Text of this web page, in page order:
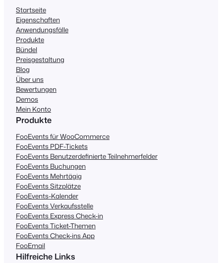
Startseite
Eigenschaften
Anwendungsfälle
Produkte
Bündel
Preisgestaltung
Blog
Über uns
Bewertungen
Demos
Mein Konto
Produkte
FooEvents für WooCommerce
FooEvents PDF-Tickets
FooEvents Benutzerdefinierte Teilnehmerfelder
FooEvents Buchungen
FooEvents Mehrtägig
FooEvents Sitzplätze
FooEvents-Kalender
FooEvents Verkaufsstelle
FooEvents Express Check-in
FooEvents Ticket-Themen
FooEvents Check-ins App
FooEmail
Hilfreiche Links